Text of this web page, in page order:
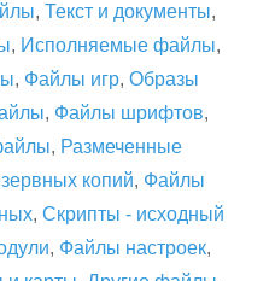
, Текст и документы,
, Исполняемые файлы,
, Файлы игр, Образы
, Файлы шрифтов,
, Размеченные
копий, Файлы
, Скрипты - исходный
, Файлы настроек,